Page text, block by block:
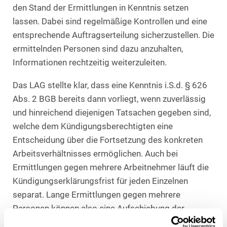
den Stand der Ermittlungen in Kenntnis setzen
lassen. Dabei sind regelmäßige Kontrollen und eine
entsprechende Auftragserteilung sicherzustellen. Die
ermittelnden Personen sind dazu anzuhalten,
Informationen rechtzeitig weiterzuleiten.
Das LAG stellte klar, dass eine Kenntnis i.S.d. § 626
Abs. 2 BGB bereits dann vorliegt, wenn zuverlässig
und hinreichend diejenigen Tatsachen gegeben sind,
welche dem Kündigungsberechtigten eine
Entscheidung über die Fortsetzung des konkreten
Arbeitsverhältnisses ermöglichen. Auch bei
Ermittlungen gegen mehrere Arbeitnehmer läuft die
Kündigungserklärungsfrist für jeden Einzelnen
separat. Lange Ermittlungen gegen mehrere
Personen können also eine Aufschiebung der
Kenntniserlangung in Bezug auf den einzelnen